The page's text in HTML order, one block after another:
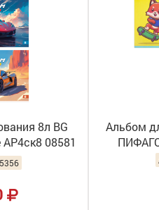
8л BG
АР4ск8 08581
Альбом